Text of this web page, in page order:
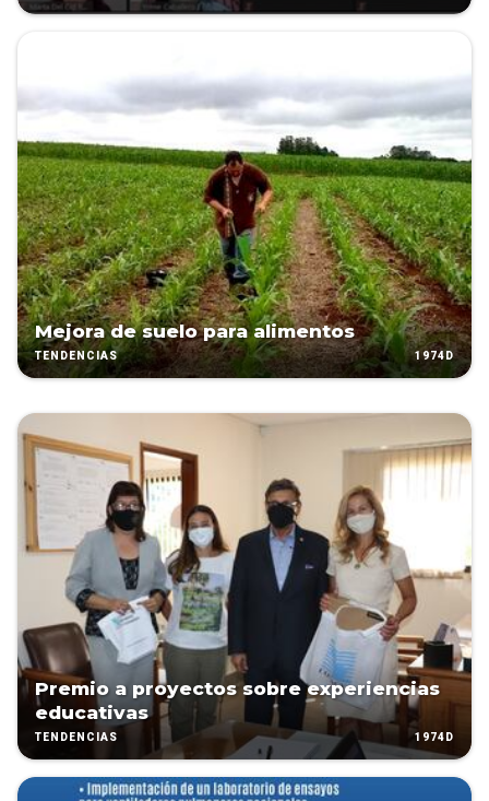
Mejora de suelo para alimentos
TENDENCIAS 1974D
Premio a proyectos sobre experiencias
educativas
TENDENCIAS 1974D